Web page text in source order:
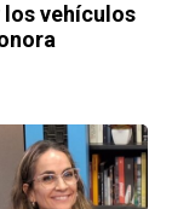
los vehículos